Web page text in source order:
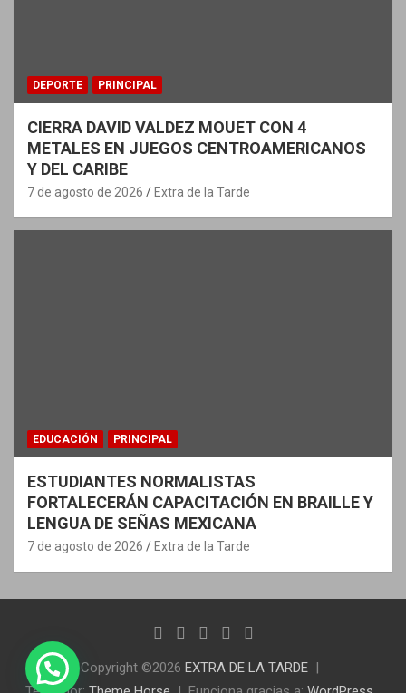
DEPORTE PRINCIPAL
CIERRA DAVID VALDEZ MOUET CON 4
METALES EN JUEGOS CENTROAMERICANOS
Y DEL CARIBE
7 de agosto de 2026 Extra de la Tarde
EDUCACIÓN PRINCIPAL
ESTUDIANTES NORMALISTAS
FORTALECERÁN CAPACITACIÓN EN BRAILLE Y
LENGUA DE SEÑAS MEXICANA
7 de agosto de 2026 Extra de la Tarde
Copyright ©2026 EXTRA DE LA TARDE